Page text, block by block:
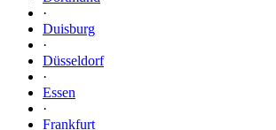
·
Duisburg
·
Düsseldorf
·
Essen
·
Frankfurt